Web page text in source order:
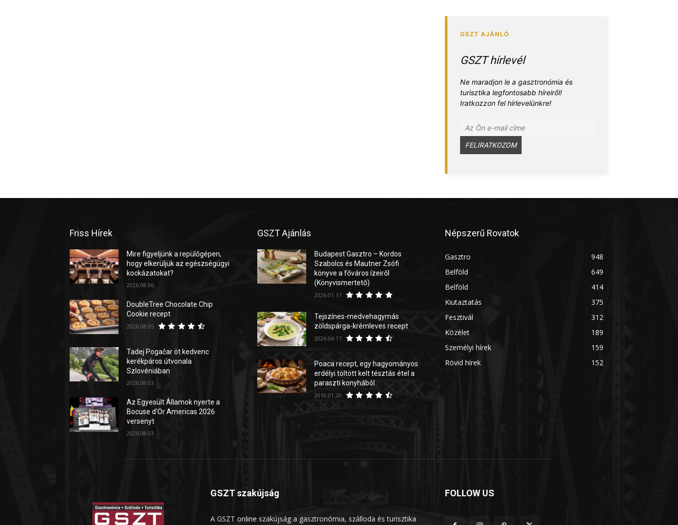
GSZT hírlevél
Ne maradjon le a gasztronómia és
turisztika legfontosabb híreiről!
Iratkozzon fel hírlevelünkre!
Friss Hírek
Mire figyeljünk a repülőgépen,
hogy elkerüljük az egészségügyi
kockázatokat?
2026.08.06.
DoubleTree Chocolate Chip
Cookie recept
2026.08.05.
Tadej Pogačar öt kedvenc
kerékpáros útvonala
Szlovéniában
2026.08.03.
Az Egyesült Államok nyerte a
Bocuse d’Or Americas 2026
versenyt
2026.08.03.
GSZT Ajánlás
Budapest Gasztro – Kordos
Szabolcs és Mautner Zsófi
könyve a főváros ízeiről
(Könyvismertető)
2026.01.17.
Tejszínes-medvehagymás
zöldspárga-krémleves recept
2026.04.17.
Poaca recept, egy hagyományos
erdélyi töltött kelt tésztás étel a
paraszti konyhából
2010.01.20.
Népszerű Rovatok
Gasztro
948
Belföld
649
Belföld
414
Kiutaztatás
375
Fesztivál
312
Közélet
189
Személyi hírek
159
Rövid hírek
152
GSZT szakújság
A GSZT online szakújság a gasztronómia, szálloda és turisztika
FOLLOW US